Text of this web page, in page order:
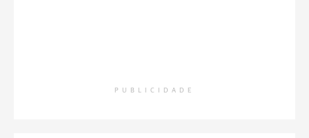
PUBLICIDADE